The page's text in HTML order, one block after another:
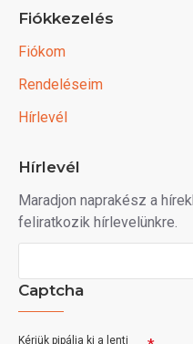
Fiókkezelés
Fiókom
Rendeléseim
Hírlevél
Hírlevél
Maradjon naprakész a
feliratkozik hírlevelünkre.
Captcha
Kérjük pipálja ki a lenti